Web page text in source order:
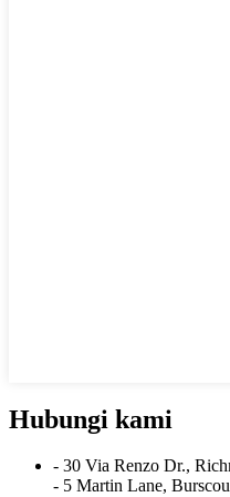
Hubungi kami
- 30 Via Renzo Dr.,
- 5 Martin Lane,